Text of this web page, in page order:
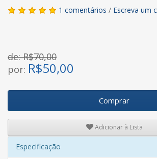
1 comentários / Escreva um
de: R$70,00
por: R$50,00
Comprar
Adicionar à Lista
Especificação